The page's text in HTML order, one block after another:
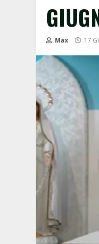
Max 17